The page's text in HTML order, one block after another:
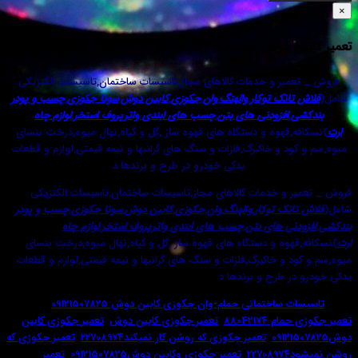
آجودانیه 22708974
و خدمات کالاهای مجاز,تاسیسات ساختمان,تاسیسات الکتزیکی
تانک توکار,والهنگ,وان,جکوزی,کابین دوش,سونا جکوزی,چسب و پودر
,افزودنی های بتن,چسب های ابندی واترپروف استخر,لوازم چاه
و دستگاه های قهوه ساز ,گل و گیاه,نهال میوه,درخت بنسای
و خاکبرگ,فلزات و سنگ های گرانبها و نیمه قیمتی,لوازم و قطعات
یدکی خودرو در طرح و برندها د
و خدمات کالاهای مجاز,تاسیسات ساختمان,تاسیسات الکتزیکی
توکار,والهنگ,وان,جکوزی,کابین دوش,سونا جکوزی,چسب و پودر
های بتن,چسب های ابندی واترپروف استخر,لوازم چاه
و دستگاه های قهوه ساز ,گل و گیاه,نهال میوه,درخت بنسای
و خاکبرگ,فلزات و سنگ های گرانبها و نیمه قیمتی,لوازم و قطعات
طرح و برندها د
ساختمانی حمام-وان جکوزی کابین دوش 09121507825
برچسب:
88042174
,تعمیر جکوزی کابین دوش,تعمیر جکوزی کابین
,تعمیر جکوزی که روشن کار نمیکند22708974 ,تعمیر جکوزی که
,تعمیر جکوزی وکابین دوش09121507825 ,تعمیر